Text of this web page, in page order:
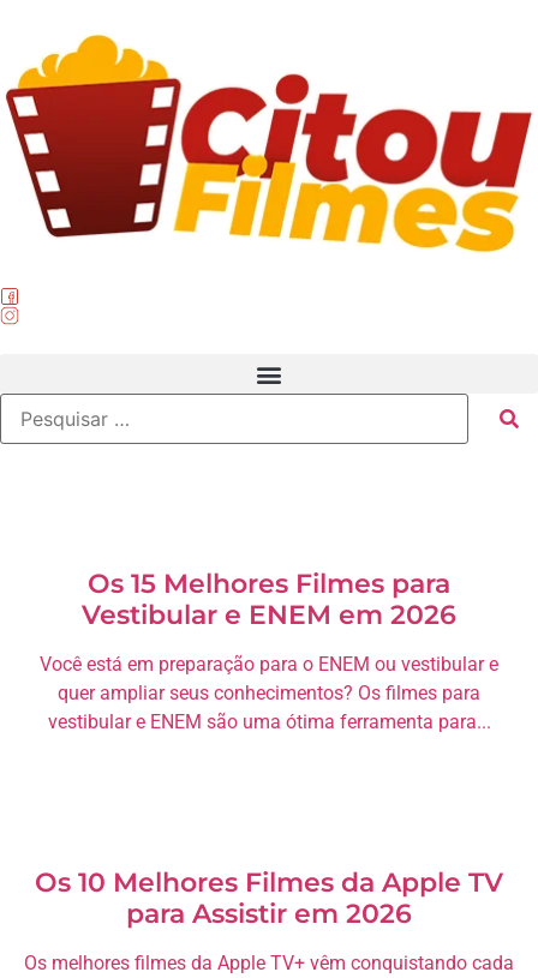
Os 15 Melhores Filmes para
Vestibular e ENEM em 2026
Você está em preparação para o ENEM ou vestibular e
quer ampliar seus conhecimentos? Os filmes para
vestibular e ENEM são uma ótima ferramenta para...
Os 10 Melhores Filmes da Apple TV
para Assistir em 2026
Os melhores filmes da Apple TV+ vêm conquistando cada